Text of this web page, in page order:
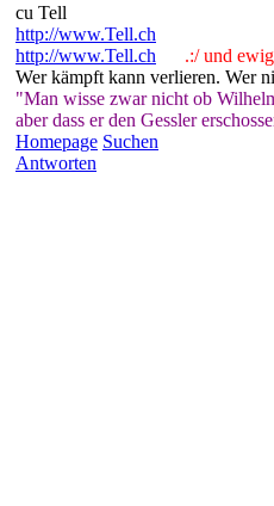
cu Tell
http://www.Tell.ch
http://www.Tell.ch
.:/ und ewig
Wer kämpft kann verlieren. Wer
"Man wisse zwar nicht ob
aber dass er den Gessler
Homepage Suchen
Antworten